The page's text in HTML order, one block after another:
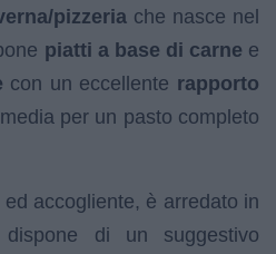
pizzeria che nasce nel
piatti a base di carne e
con un eccellente rapporto
per un pasto completo
accogliente, è arredato in
dispone di un suggestivo